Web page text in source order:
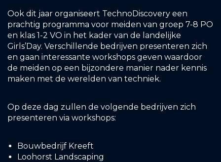
Ook dit jaar organiseert TechnoDiscovery een
prachtig programma voor meiden van groep 7-8 PO
en klas 1-2 VO in het kader van de landelijke
Girls’Day. Verschillende bedrijven presenteren zich
en gaan interessante workshops geven waardoor
de meiden op een bijzondere manier nader kennis
maken met de werelden van techniek.
Op deze dag zullen de volgende bedrijven zich
presenteren via workshops:
Bouwbedrijf Kreeft
Loohorst Landscaping